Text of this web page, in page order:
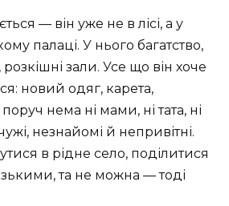
— він уже не в лісі, а у
палаці. У нього багатство,
зали. Усе що він хоче
новий одяг, карета,
нема ні мами, ні тата, ні
незнайомі й непривітні.
в рідне село, поділитися
та не можна — тоді